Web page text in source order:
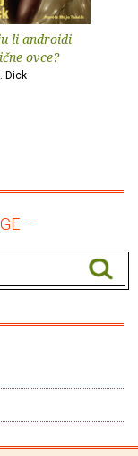
li androidi
ovce?
Dick
–